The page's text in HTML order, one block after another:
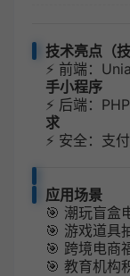
技术亮点（
⚡ 前端：
手小程序
⚡ 后端：
求
⚡ 安全：支
应用场景
🎯 潮玩盲盒
🎯 游戏道具
🎯 跨境电商
🎯 教育机构